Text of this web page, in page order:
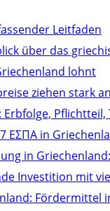
Leitfaden
über das
lohnt
ziehen stark
ΕΣΠΑ in
in Griechenland:
Investition mit
Fördermittel